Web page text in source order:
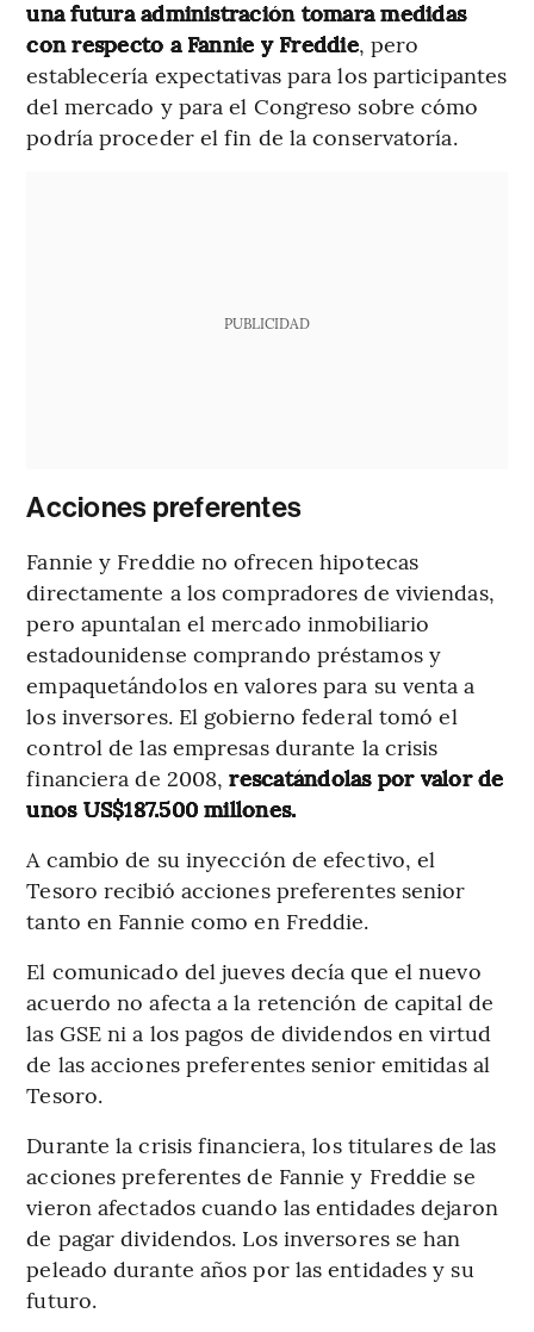
una futura administración tomara medidas
con respecto a Fannie y Freddie, pero
establecería expectativas para los participantes
del mercado y para el Congreso sobre cómo
podría proceder el fin de la conservatoría.
PUBLICIDAD
Acciones preferentes
Fannie y Freddie no ofrecen hipotecas
directamente a los compradores de viviendas,
pero apuntalan el mercado inmobiliario
estadounidense comprando préstamos y
empaquetándolos en valores para su venta a
los inversores. El gobierno federal tomó el
control de las empresas durante la crisis
financiera de 2008,rescatándolas por valor de
unos US$187.500 millones.
A cambio de su inyección de efectivo, el
Tesoro recibió acciones preferentes senior
tanto en Fannie como en Freddie.
El comunicado del jueves decía que el nuevo
acuerdo no afecta a la retención de capital de
las GSE ni a los pagos de dividendos en virtud
de las acciones preferentes senior emitidas al
Tesoro.
Durante la crisis financiera, los titulares de las
acciones preferentes de Fannie y Freddie se
vieron afectados cuando las entidades dejaron
de pagar dividendos. Los inversores se han
peleado durante años por las entidades y su
futuro.